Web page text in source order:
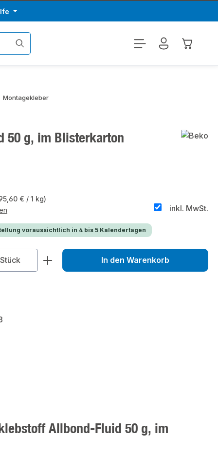
Montagekleber
50 g, im Blisterkarton
€ / 1 kg)
inkl. MwSt.
voraussichtlich in 4 bis 5 Kalendertagen
Gib den gewünschten Wert
Stück In den Warenkorb
Allbond-Fluid 50 g, im